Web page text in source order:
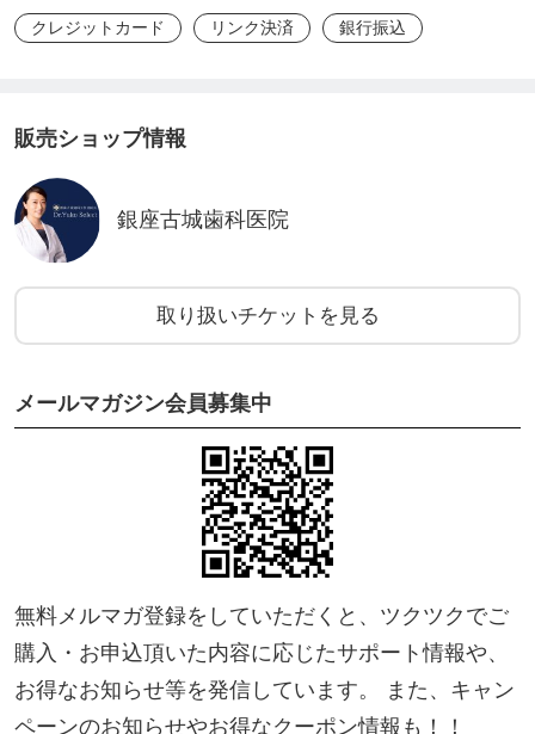
〜アクセス〜
・銀座駅 A5 出口すぐ
＊現在A5出口は閉鎖中。ご迷惑をおかけしますがA4
またはS3出口をご利用ください。
東京都中央区銀座 5丁目 8-5 ニューギンザビル10
TEL: 03-6264-5363 / email:
・診療日:火曜日〜土曜日
・休診日:日曜日、月曜日、祝日
・診療時間:10時〜18時
..........................................................................
◆公式HP
https://www.kojodc.com/
クレジットカード リンク決済 銀行振込
販売ショップ情報
銀座古城歯科医院
取り扱いチケットを見る
メールマガジン会員募集中
無料メルマガ登録をしていただくと、ツクツクでご
購入・お申込頂いた内容に応じたサポート情報や、
お得なお知らせ等を発信しています。 また、キャン
ペーンのお知らせやお得なクーポン情報も！！